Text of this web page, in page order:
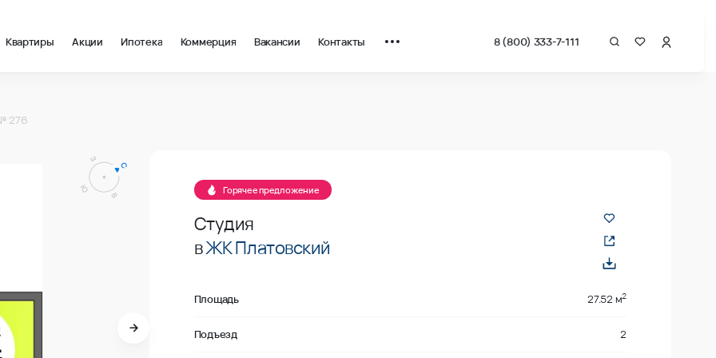
Квартиры Акции Ипотека Коммерция Вакансии Контакты 8 (800) 333-7-111
276
Горячее предложение
Студия
вЖК Платовский
Площадь 27.52 м2
Подъезд 2